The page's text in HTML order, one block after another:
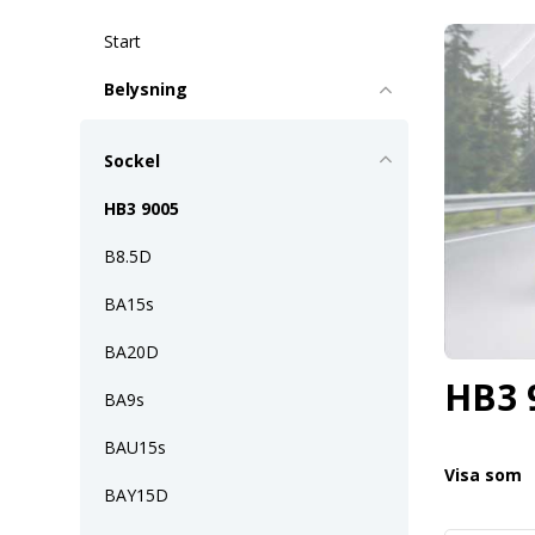
Start
Belysning
Sockel
HB3 9005
B8.5D
BA15s
BA20D
BA9s
BAU15s
BAY15D
HB3
Visa som